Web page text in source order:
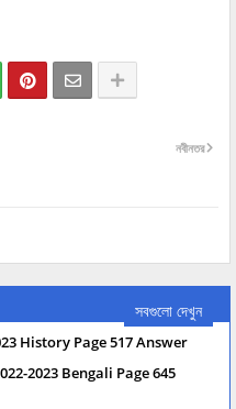
নবীনতর
সবগুলো দেখুন
History Page 517 Answer
2023 Bengali Page 645